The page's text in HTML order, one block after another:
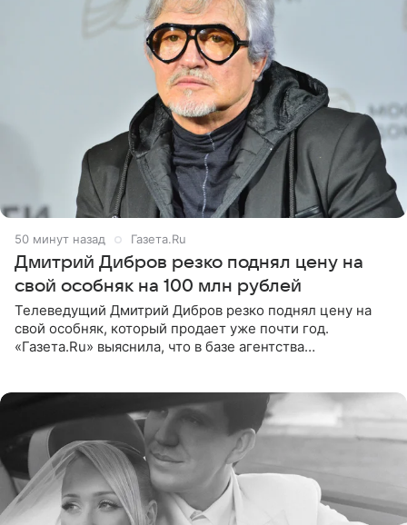
50 минут назад Газета.Ru
Дмитрий Дибров резко поднял цену на
свой особняк на 100 млн рублей
Телеведущий Дмитрий Дибров резко поднял цену на
свой особняк, который продает уже почти год.
«Газета.Ru» выяснила, что в базе агентства